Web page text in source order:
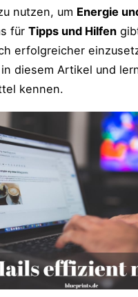
nutzen, um Energie
für Tipps und Hilfen
erfolgreicher
diesem Artikel und
kennen.